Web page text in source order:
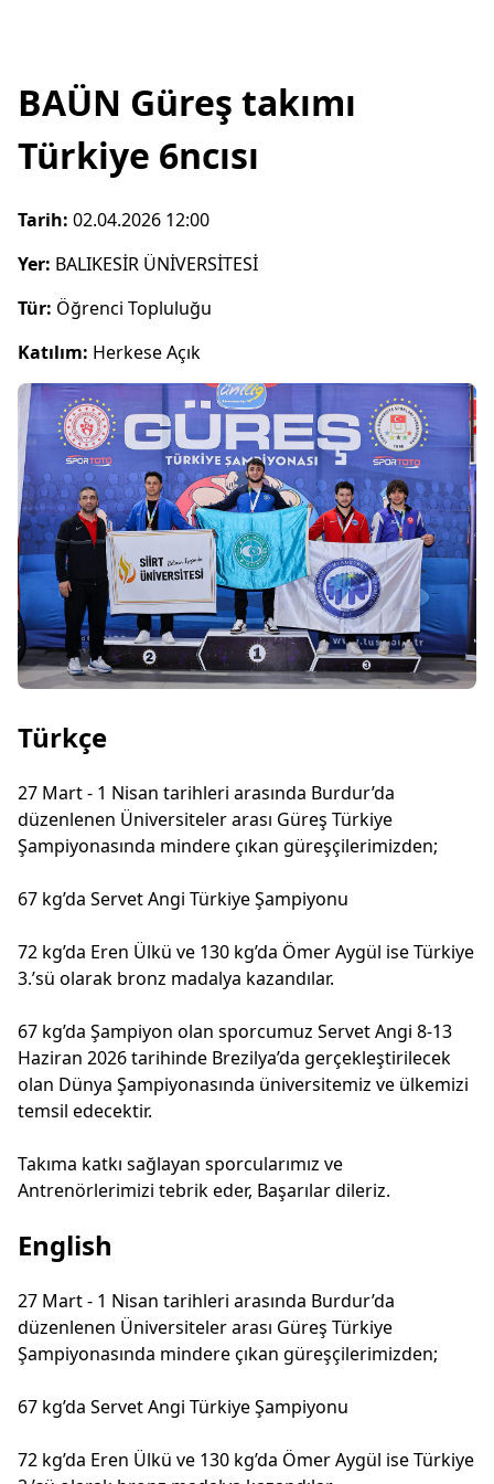
BAÜN Güreş takımı
Türkiye 6ncısı
Tarih: 02.04.2026 12:00
Yer: BALIKESİR ÜNİVERSİTESİ
Tür: Öğrenci Topluluğu
Katılım: Herkese Açık
Türkçe
27 Mart - 1 Nisan tarihleri arasında Burdur’da
düzenlenen Üniversiteler arası Güreş Türkiye
Şampiyonasında mindere çıkan güreşçilerimizden;
67 kg’da Servet Angi Türkiye Şampiyonu
72 kg’da Eren Ülkü ve 130 kg’da Ömer Aygül ise Türkiye
3.’sü olarak bronz madalya kazandılar.
67 kg’da Şampiyon olan sporcumuz Servet Angi 8-13
Haziran 2026 tarihinde Brezilya’da gerçekleştirilecek
olan Dünya Şampiyonasında üniversitemiz ve ülkemizi
temsil edecektir.
Takıma katkı sağlayan sporcularımız ve
Antrenörlerimizi tebrik eder, Başarılar dileriz.
English
27 Mart - 1 Nisan tarihleri arasında Burdur’da
düzenlenen Üniversiteler arası Güreş Türkiye
Şampiyonasında mindere çıkan güreşçilerimizden;
67 kg’da Servet Angi Türkiye Şampiyonu
72 kg’da Eren Ülkü ve 130 kg’da Ömer Aygül ise Türkiye